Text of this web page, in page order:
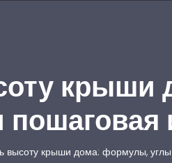
пошаговая
высоту крыши дома: формулы,